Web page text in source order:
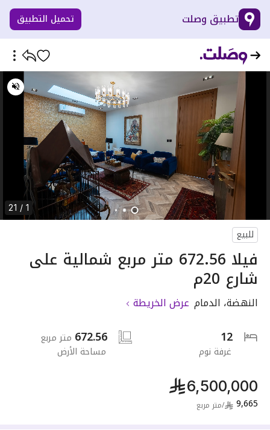
تطبيق وصلت تحميل التطبيق
1 / 21
للبيع
فيلا 672.56 متر مربع شمالية على
شارع 20م
النهضة، الدمام عرض الخريطة
12
غرفة نوم
672.56 متر مربع
مساحة الأرض
6,500,000
9,665
/متر مربع